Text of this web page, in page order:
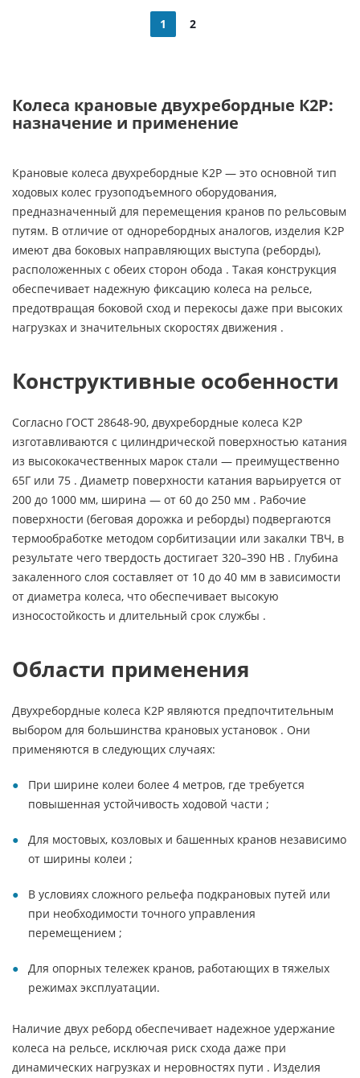
1 2
Колеса крановые двухребордные К2Р:
назначение и применение
Крановые колеса двухребордные К2Р — это основной тип
ходовых колес грузоподъемного оборудования,
предназначенный для перемещения кранов по рельсовым
путям. В отличие от одноребордных аналогов, изделия К2Р
имеют два боковых направляющих выступа (реборды),
расположенных с обеих сторон обода . Такая конструкция
обеспечивает надежную фиксацию колеса на рельсе,
предотвращая боковой сход и перекосы даже при высоких
нагрузках и значительных скоростях движения .
Конструктивные особенности
Согласно ГОСТ 28648-90, двухребордные колеса К2Р
изготавливаются с цилиндрической поверхностью катания
из высококачественных марок стали — преимущественно
65Г или 75 . Диаметр поверхности катания варьируется от
200 до 1000 мм, ширина — от 60 до 250 мм . Рабочие
поверхности (беговая дорожка и реборды) подвергаются
термообработке методом сорбитизации или закалки ТВЧ, в
результате чего твердость достигает 320–390 НВ . Глубина
закаленного слоя составляет от 10 до 40 мм в зависимости
от диаметра колеса, что обеспечивает высокую
износостойкость и длительный срок службы .
Области применения
Двухребордные колеса К2Р являются предпочтительным
выбором для большинства крановых установок . Они
применяются в следующих случаях:
При ширине колеи более 4 метров, где требуется
повышенная устойчивость ходовой части ;
Для мостовых, козловых и башенных кранов независимо
от ширины колеи ;
В условиях сложного рельефа подкрановых путей или
при необходимости точного управления
перемещением ;
Для опорных тележек кранов, работающих в тяжелых
режимах эксплуатации.
Наличие двух реборд обеспечивает надежное удержание
колеса на рельсе, исключая риск схода даже при
динамических нагрузках и неровностях пути . Изделия